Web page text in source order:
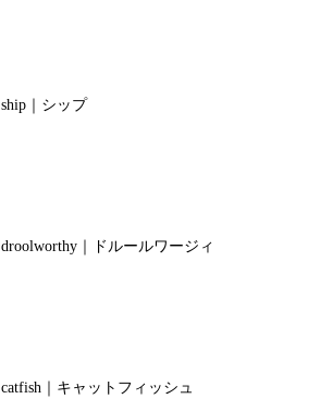
ship｜シップ
droolworthy｜ドルールワージィ
catfish｜キャットフィッシュ